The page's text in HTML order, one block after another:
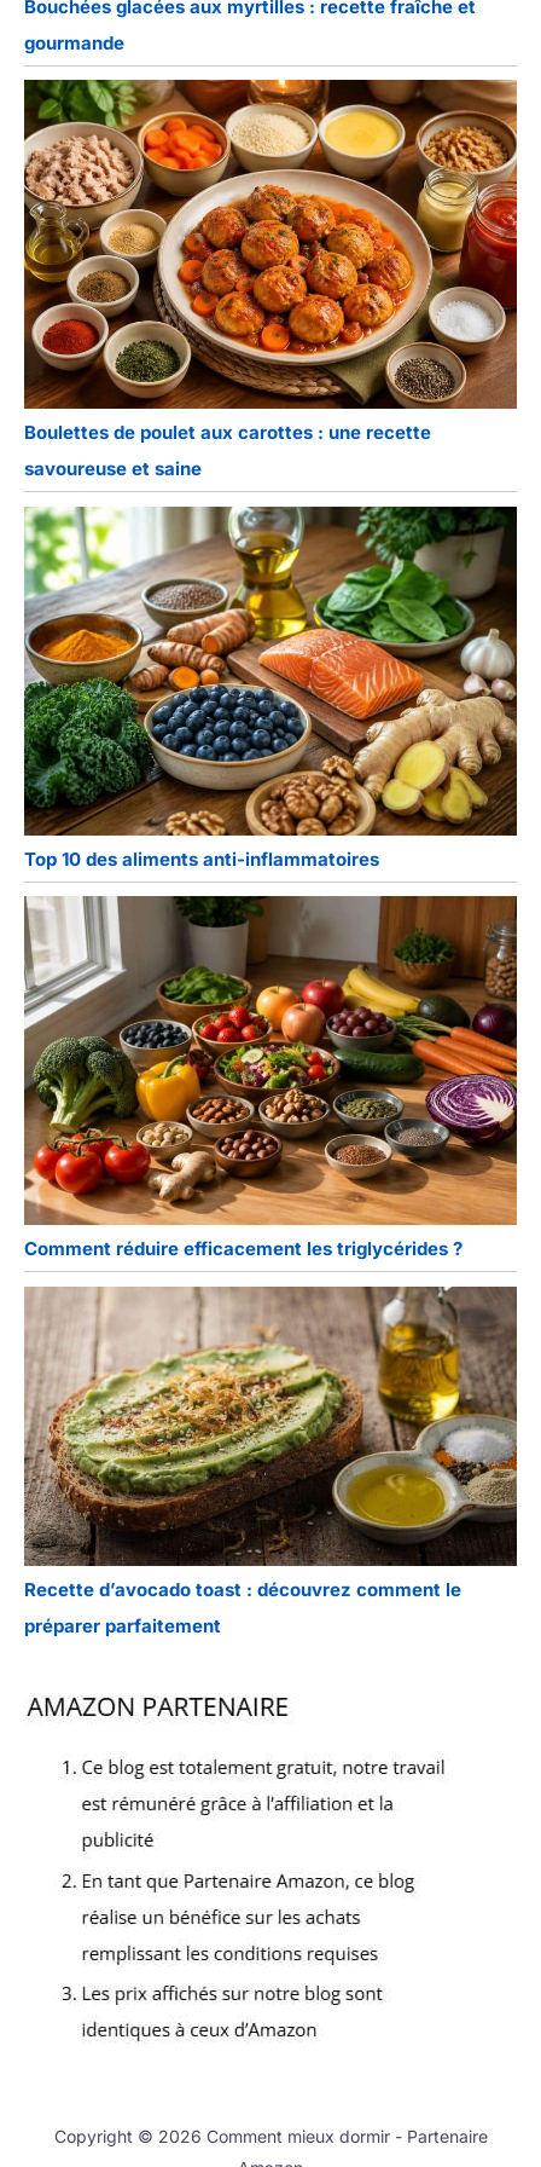
Bouchées glacées aux myrtilles : recette fraîche et
gourmande
Boulettes de poulet aux carottes : une recette
savoureuse et saine
Top 10 des aliments anti-inflammatoires
Comment réduire efficacement les triglycérides ?
Recette d’avocado toast : découvrez comment le
préparer parfaitement
Copyright © 2026 Comment mieux dormir - Partenaire